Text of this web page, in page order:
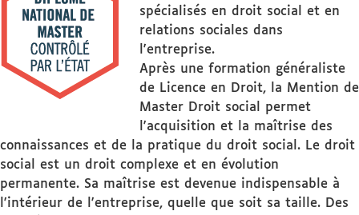
spécialisés en droit social et en
relations sociales dans
l'entreprise.
Après une formation généraliste
de Licence en Droit, la Mention de
Master Droit social permet
l'acquisition et la maîtrise des
connaissances et de la pratique du droit social. Le droit
social est un droit complexe et en évolution
permanente. Sa maîtrise est devenue indispensable à
l'intérieur de l'entreprise, quelle que soit sa taille. Des